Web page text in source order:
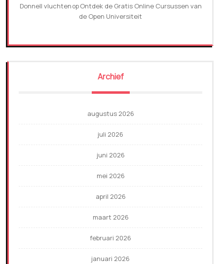
Donnell vluchtenopOntdek de Gratis Online Cursussen van
de Open Universiteit
Archief
augustus 2026
juli 2026
juni 2026
mei 2026
april 2026
maart 2026
februari 2026
januari 2026